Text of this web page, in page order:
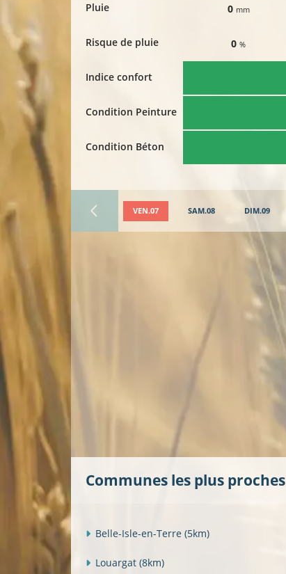
Pluie
Risque de pluie
Indice confort
Condition Peinture
Condition Béton
0 mm
0%
VEN.07 SAM.08 DIM.09
Communes les plus proches
Belle-Isle-en-Terre (5km)
Louargat (8km)